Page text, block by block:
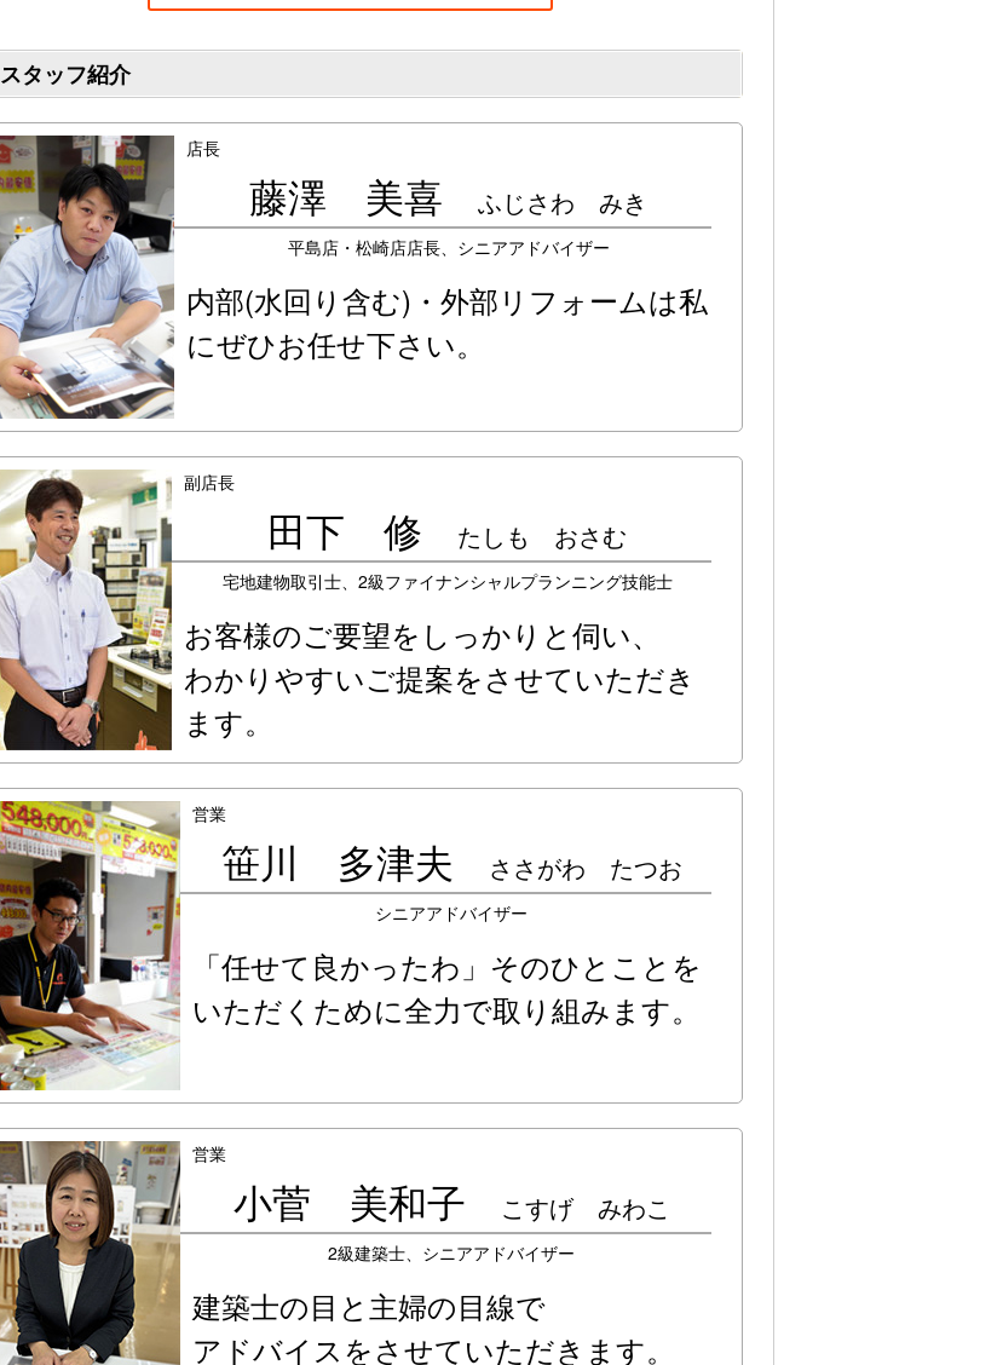
スタッフ紹介
店長
藤澤 美喜 ふじさわ みき
平島店・松崎店店長、シニアアドバイザー
内部(水回り含む)・外部リフォームは私
にぜひお任せ下さい。
副店長
田下 修 たしも おさむ
宅地建物取引士、2級ファイナンシャルプランニング技能士
お客様のご要望をしっかりと伺い、
わかりやすいご提案をさせていただき
ます。
営業
笹川 多津夫 ささがわ たつお
シニアアドバイザー
「任せて良かったわ」そのひとことを
いただくために全力で取り組みます。
営業
小菅 美和子 こすげ みわこ
2級建築士、シニアアドバイザー
建築士の目と主婦の目線で
アドバイスをさせていただきます。